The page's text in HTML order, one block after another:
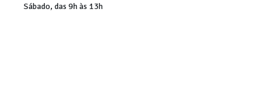
Sábado, das 9h às 13h